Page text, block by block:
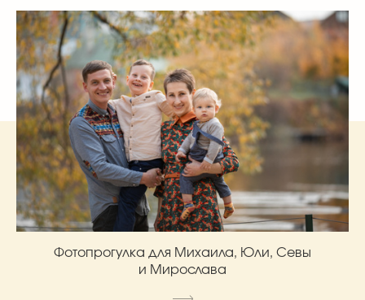
Фотопрогулка для Михаила, Юли, Севы
и Мирослава